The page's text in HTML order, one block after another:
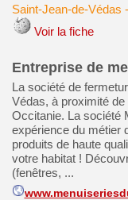
Saint-Jean-de-Védas
Voir la fiche
Entreprise de
La société de
Védas, à proximité de
Occitanie. La société
expérience du métier
produits de haute
votre habitat !
(fenêtres, ...